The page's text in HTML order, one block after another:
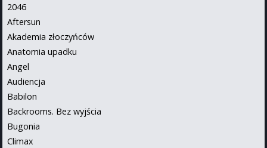
2046
Aftersun
Akademia złoczyńców
Anatomia upadku
Angel
Audiencja
Babilon
Backrooms. Bez wyjścia
Bugonia
Climax